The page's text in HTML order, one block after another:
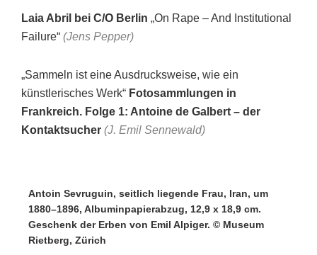
Laia Abril bei C/O Berlin „On Rape – And Institutional
Failure“ (Jens Pepper)
„Sammeln ist eine Ausdrucksweise, wie ein
künstlerisches Werk“ Fotosammlungen in
Frankreich. Folge 1: Antoine de Galbert – der
Kontaktsucher (J. Emil Sennewald)
Antoin Sevruguin, seitlich liegende Frau, Iran, um
1880–1896, Albuminpapierabzug, 12,9 x 18,9 cm.
Geschenk der Erben von Emil Alpiger. © Museum
Rietberg, Zürich